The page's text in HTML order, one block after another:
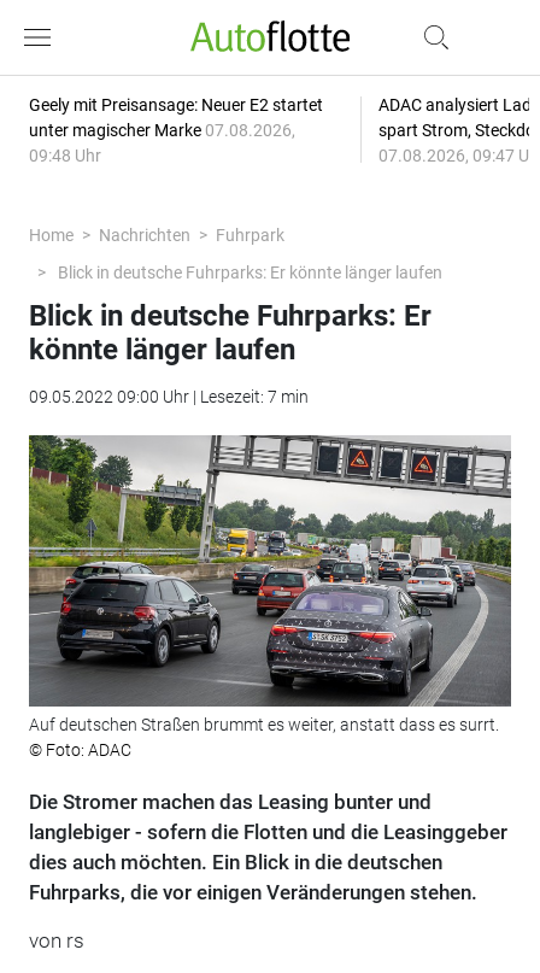
Geely mit Preisansage: Neuer E2 startet
unter magischer Marke 07.08.2026,
09:48 Uhr
ADAC analysiert
spart Strom,
07.08.2026, 09:47
Home Nachrichten
Fuhrpark
Blick in deutsche Fuhrparks: Er könnte länger laufen
Blick in deutsche Fuhrparks: Er
könnte länger laufen
09.05.2022 09:00 Uhr | Lesezeit: 7 min
Auf deutschen Straßen brummt es weiter, anstatt dass es surrt.
© Foto: ADAC
Die Stromer machen das Leasing bunter und
langlebiger - sofern die Flotten und die Leasinggeber
dies auch möchten. Ein Blick in die deutschen
Fuhrparks, die vor einigen Veränderungen stehen.
von rs